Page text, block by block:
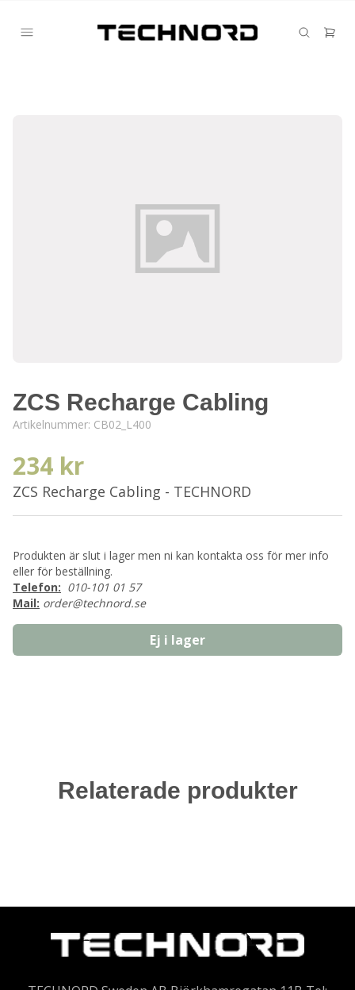
ZCS Recharge Cabling
Artikelnummer: CB02_L400
234 kr
ZCS Recharge Cabling - TECHNORD
Produkten är slut i lager men ni kan kontakta oss för mer info
eller för beställning.
Telefon: 010-101 01 57
Mail: order@technord.se
Ej i lager
Relaterade produkter